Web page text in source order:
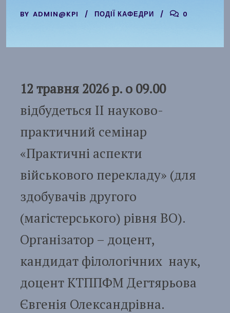
BY ADMIN@KPI ПОДІЇ КАФЕДРИ 0
12 травня 2026 р. о 09.00
відбудеться II науково-
практичний семінар
«Практичні аспекти
військового перекладу» (для
здобувачів другого
(магістерського) рівня ВО).
Організатор – доцент,
кандидат філологічних наук,
доцент КТППФМ Дегтярьова
Євгенія Олександрівна.